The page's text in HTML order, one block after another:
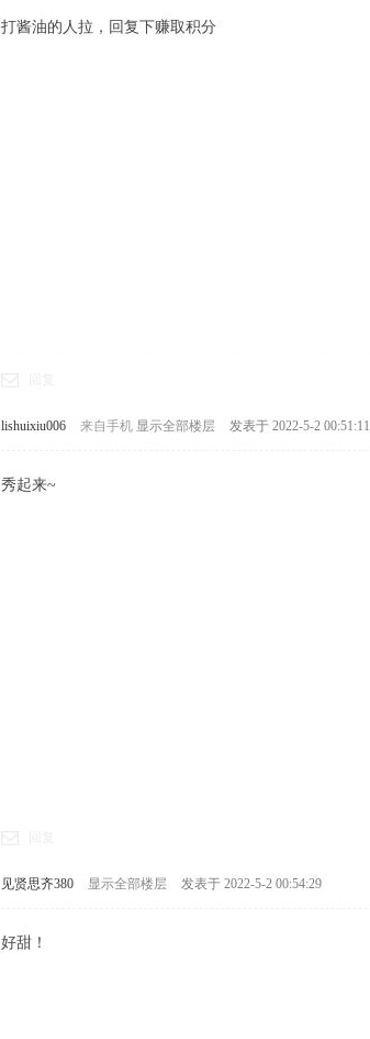
打酱油的人拉，回复下赚取积分
lishuixiu006 来自手机 显示全部楼层 发表于 2022-5-2 00:51:11
秀起来~
见贤思齐380 显示全部楼层 发表于 2022-5-2 00:54:29
好甜！